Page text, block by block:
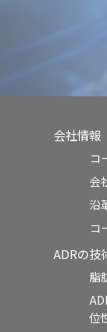
会社情報
コ
会
沿
コ
ADRの技
脂
位